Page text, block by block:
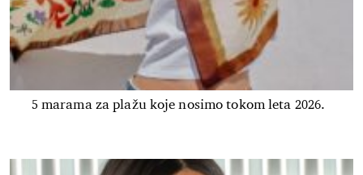
5 marama za plažu koje nosimo tokom leta 2026.